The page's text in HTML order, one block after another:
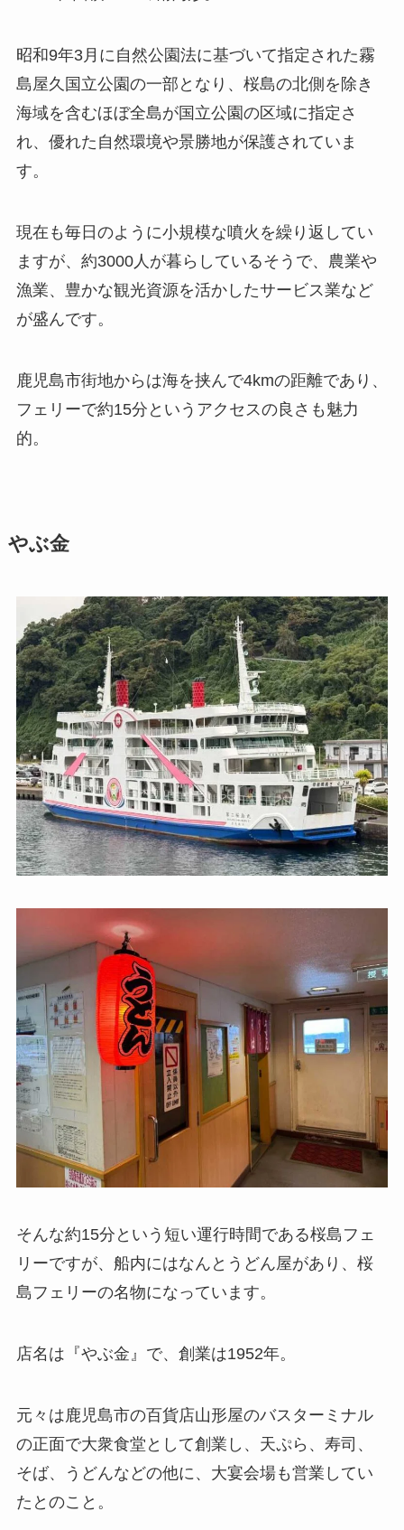
昭和9年3月に自然公園法に基づいて指定された霧
島屋久国立公園の一部となり、桜島の北側を除き
海域を含むほぼ全島が国立公園の区域に指定さ
れ、優れた自然環境や景勝地が保護されていま
す。
現在も毎日のように小規模な噴火を繰り返してい
ますが、約3000人が暮らしているそうで、農業や
漁業、豊かな観光資源を活かしたサービス業など
が盛んです。
鹿児島市街地からは海を挟んで4kmの距離であり、
フェリーで約15分というアクセスの良さも魅力
的。
やぶ金
そんな約15分という短い運行時間である桜島フェ
リーですが、船内にはなんとうどん屋があり、桜
島フェリーの名物になっています。
店名は『やぶ金』で、創業は1952年。
元々は鹿児島市の百貨店山形屋のバスターミナル
の正面で大衆食堂として創業し、天ぷら、寿司、
そば、うどんなどの他に、大宴会場も営業してい
たとのこと。